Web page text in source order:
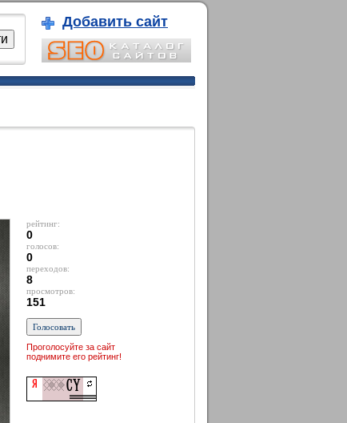
Добавить сайт
рейтинг:
0
голосов:
0
переходов:
8
просмотров:
151
Проголосуйте за сайт
поднимите его рейтинг!